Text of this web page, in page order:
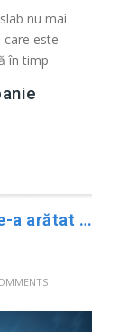
nu mai
este
în timp.
Când „internetul cade”: ce ne-a arătat pana AWS din 20 octombrie 2025 și ce pot face practic IMM-urile